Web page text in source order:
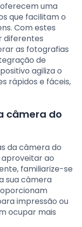
uma
que facilitam o
Com estes
diferentes
as fotografias
de
agiliza o
rápidos e fáceis,
câmera do
da câmera do
ao
familiarize-se
sua câmera
impressão ou
ocupar mais